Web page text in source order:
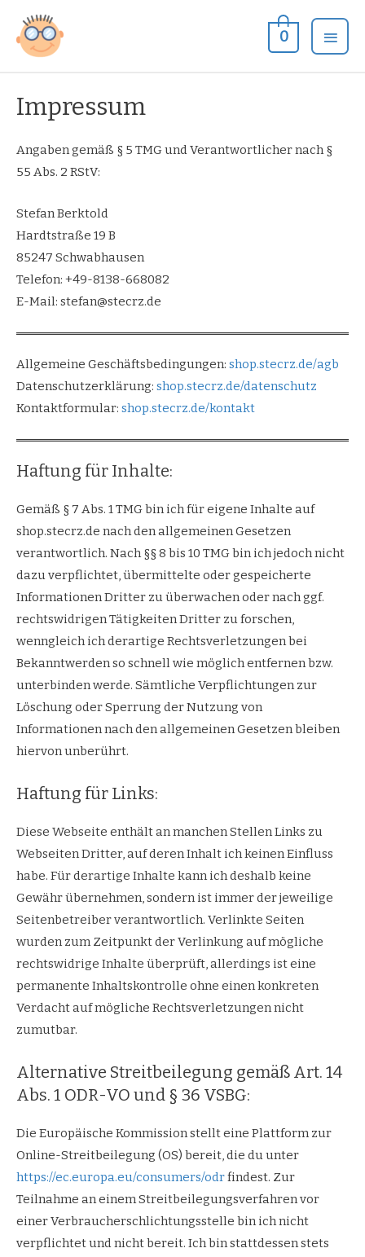
Inhalt
springen
0
Impressum
Angaben gemäß § 5 TMG und Verantwortlicher nach §
55 Abs. 2 RStV:
Stefan Berktold
Hardtstraße 19 B
85247 Schwabhausen
Telefon: +49-8138-668082
E-Mail: stefan@stecrz.de
Allgemeine Geschäftsbedingungen: shop.stecrz.de/agb
Datenschutzerklärung: shop.stecrz.de/datenschutz
Kontaktformular: shop.stecrz.de/kontakt
Haftung für Inhalte:
Gemäß § 7 Abs. 1 TMG bin ich für eigene Inhalte auf
shop.stecrz.de nach den allgemeinen Gesetzen
verantwortlich. Nach §§ 8 bis 10 TMG bin ich jedoch nicht
dazu verpflichtet, übermittelte oder gespeicherte
Informationen Dritter zu überwachen oder nach ggf.
rechtswidrigen Tätigkeiten Dritter zu forschen,
wenngleich ich derartige Rechtsverletzungen bei
Bekanntwerden so schnell wie möglich entfernen bzw.
unterbinden werde. Sämtliche Verpflichtungen zur
Löschung oder Sperrung der Nutzung von
Informationen nach den allgemeinen Gesetzen bleiben
hiervon unberührt.
Haftung für Links:
Diese Webseite enthält an manchen Stellen Links zu
Webseiten Dritter, auf deren Inhalt ich keinen Einfluss
habe. Für derartige Inhalte kann ich deshalb keine
Gewähr übernehmen, sondern ist immer der jeweilige
Seitenbetreiber verantwortlich. Verlinkte Seiten
wurden zum Zeitpunkt der Verlinkung auf mögliche
rechtswidrige Inhalte überprüft, allerdings ist eine
permanente Inhaltskontrolle ohne einen konkreten
Verdacht auf mögliche Rechtsverletzungen nicht
zumutbar.
Alternative Streitbeilegung gemäß Art. 14
Abs. 1 ODR-VO und § 36 VSBG:
Die Europäische Kommission stellt eine Plattform zur
Online-Streitbeilegung (OS) bereit, die du unter
https://ec.europa.eu/consumers/odrfindest. Zur
Teilnahme an einem Streitbeilegungsverfahren vor
einer Verbraucherschlichtungsstelle bin ich nicht
verpflichtet und nicht bereit. Ich bin stattdessen stets